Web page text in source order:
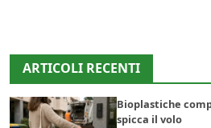
ARTICOLI RECENTI
Bioplastiche
spicca il volo